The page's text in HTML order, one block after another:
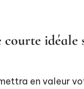
en valeur